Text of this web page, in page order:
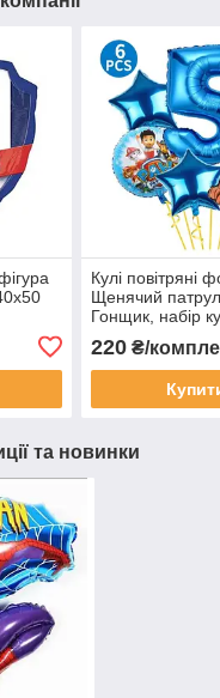
Кулі повітряні
Щенячий
Гонщик, набір
220₴/
та новинки